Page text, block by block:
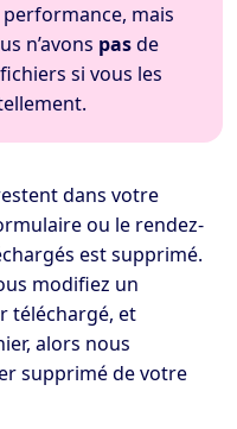
mais
n’avons pasde
si vous les
dans votre
ou le rendez-
est supprimé.
modifiez un
téléchargé, et
alors nous
supprimé de votre